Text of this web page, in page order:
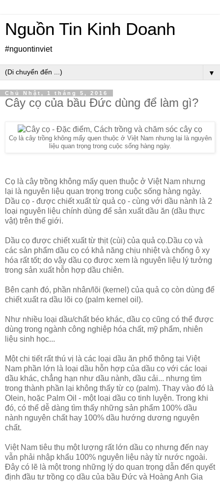
Nguồn Tin Kinh Doanh
#nguontinviet
▼
Chủ Nhật, 1 tháng 5, 2016
Cây cọ của bầu Đức dùng để làm gì?
Cọ là cây trồng không mấy quen thuộc ở Việt Nam nhưng lại là nguyên
liệu quan trọng trong cuộc sống hàng ngày.
Cọ là cây trồng không mấy quen thuộc ở Việt Nam nhưng
lại là nguyên liệu quan trọng trong cuộc sống hàng ngày.
Dầu cọ - được chiết xuất từ quả cọ - cùng với dầu nành là 2
loại nguyên liệu chính dùng để sản xuất dầu ăn (dầu thực
vật) trên thế giới.
Dầu cọ được chiết xuất từ thịt (cùi) của quả cọ.Dầu cọ và
các sản phẩm dầu cọ có khả năng chịu nhiệt và chống ô xy
hóa rất tốt; do vậy dầu cọ được xem là nguyên liệu lý tưởng
trong sản xuất hỗn hợp dầu chiên.
Bên cạnh đó, phần nhân/lõi (kernel) của quả cọ còn dùng để
chiết xuất ra dầu lõi cọ (palm kernel oil).
Như nhiều loại dầu/chất béo khác, dầu cọ cũng có thể được
dùng trong ngành công nghiệp hóa chất, mỹ phẩm, nhiên
liệu sinh học...
Một chi tiết rất thú vị là các loại dầu ăn phổ thông tại Việt
Nam phần lớn là loại dầu hỗn hợp của dầu cọ với các loại
dầu khác, chẳng hạn như dầu nành, dầu cải... nhưng tìm
trong thành phần lại không thấy từ cọ (palm). Thay vào đó là
Olein, hoặc Palm Oil - một loại dầu cọ tinh luyện. Trong khi
đó, có thể dễ dàng tìm thấy những sản phẩm 100% dầu
nành nguyên chất hay 100% dầu hướng dương nguyên
chất.
Việt Nam tiêu thụ một lượng rất lớn dầu cọ nhưng đến nay
vẫn phải nhập khẩu 100% nguyên liệu này từ nước ngoài.
Đây có lẽ là một trong những lý do quan trọng dẫn đến quyết
định đầu tư trồng cọ dầu của bầu Đức và Hoàng Anh Gia